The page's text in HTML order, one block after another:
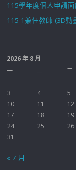
115學年度個人申請
115-1兼任教師 (3D動
2026 年 8 月
一
二 三
3
4 5
10
11 12
17
18 19
24
25 26
31
« 7 月